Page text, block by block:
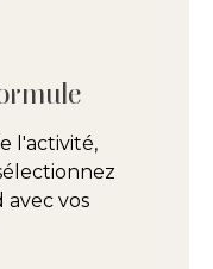
l'activité,
avec vos